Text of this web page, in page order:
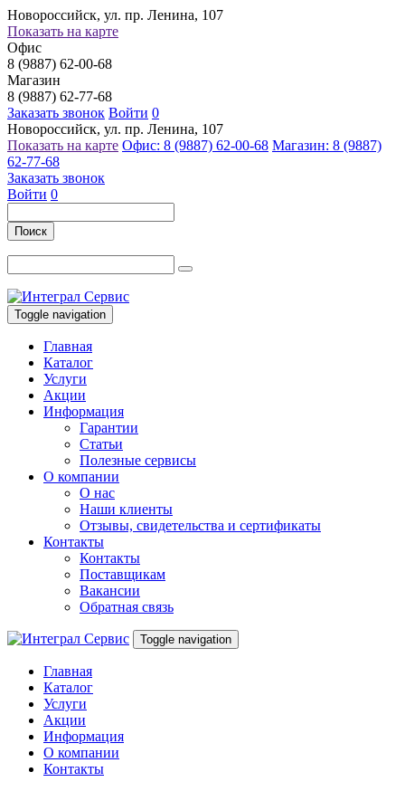
Новороссийск, ул. пр. Ленина, 107
Показать на карте
Офис
8 (9887) 62-00-68
Магазин
8 (9887) 62-77-68
Заказать звонок Войти 0
Новороссийск, ул. пр. Ленина, 107
Показать на карте Офис: 8 (9887) 62-00-68 Магазин: 8 (9887)
62-77-68
Заказать звонок
Войти 0
Поиск
Toggle navigation
Главная
Каталог
Услуги
Акции
Информация
Гарантии
Статьи
Полезные сервисы
О компании
О нас
Наши клиенты
Отзывы, свидетельства и сертификаты
Контакты
Контакты
Поставщикам
Вакансии
Обратная связь
Toggle navigation
Главная
Каталог
Услуги
Акции
Информация
О компании
Контакты